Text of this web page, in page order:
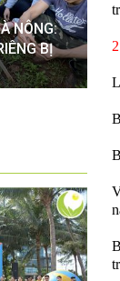
NÔNG:
BỊ